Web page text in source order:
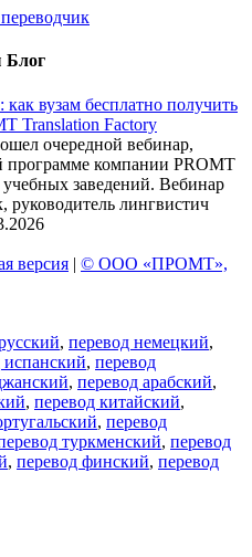
вузам бесплатно получить
Translation Factory
очередной вебинар,
компании PROMT
заведений. Вебинар
руководитель лингвистич
версия | © ООО «ПРОМТ»,
, перевод немецкий,
испанский, перевод
, перевод арабский,
, перевод китайский,
, перевод
туркменский, перевод
, перевод финский, перевод